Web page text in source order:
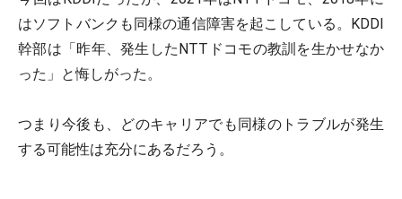
はソフトバンクも同様の通信障害を起こしている。KDDI
幹部は「昨年、発生したNTTドコモの教訓を生かせなか
った」と悔しがった。
つまり今後も、どのキャリアでも同様のトラブルが発生
する可能性は充分にあるだろう。